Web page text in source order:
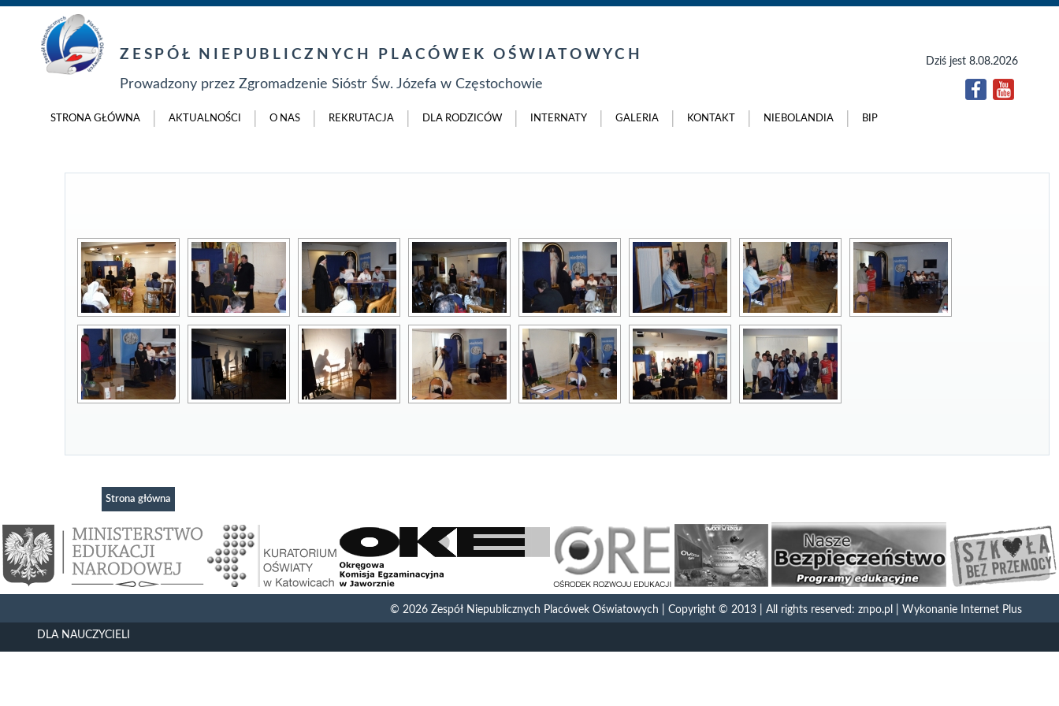
ZESPÓŁ NIEPUBLICZNYCH PLACÓWEK OŚWIATOWYCH
Prowadzony przez Zgromadzenie Sióstr Św. Józefa w Częstochowie
Dziś jest 8.08.2026
STRONA GŁÓWNA AKTUALNOŚCI O NAS REKRUTACJA DLA RODZICÓW INTERNATY GALERIA KONTAKT NIEBOLANDIA BIP
Strona główna
© 2026 Zespół Niepublicznych Placówek Oświatowych | Copyright © 2013 | All rights reserved: znpo.pl | Wykonanie Internet Plus
DLA NAUCZYCIELI